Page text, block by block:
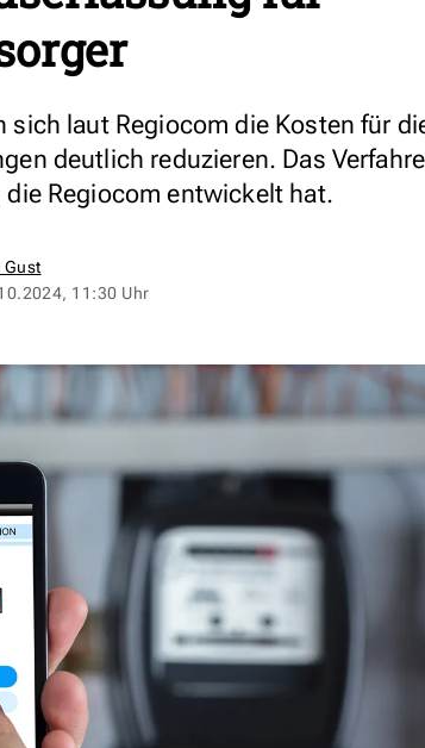
sich laut Regiocom die Kosten für
deutlich reduzieren. Das
Regiocom entwickelt hat.
Gust
11:30 Uhr